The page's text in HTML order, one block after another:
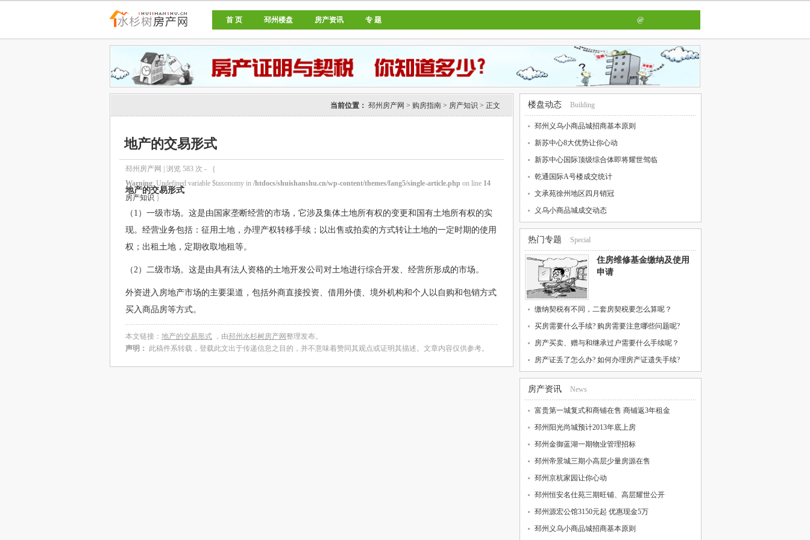
首 页 邳州楼盘 房产资讯 专 题 @
当前位置： 邳州房产网 > 购房指南 > 房产知识 > 正文
地产的交易形式
邳州房产网 | 浏览 583 次 - ｛
Warning: Undefined variable $taxonomy in /htdocs/shuishanshu.cn/wp-content/themes/fang5/single-article.php on line 14
房产知识 ｝
地产的交易形式
（1）一级市场。这是由国家垄断经营的市场，它涉及集体土地所有权的变更和国有土地所有权的实
现。经营业务包括：征用土地，办理产权转移手续；以出售或拍卖的方式转让土地的一定时期的使用
权；出租土地，定期收取地租等。
（2）二级市场。这是由具有法人资格的土地开发公司对土地进行综合开发、经营所形成的市场。
外资进入房地产市场的主要渠道，包括外商直接投资、借用外债、境外机构和个人以自购和包销方式
买入商品房等方式。
本文链接： 地产的交易形式 ，由邳州水杉树房产网整理发布。
声明：
此稿件系转载，登载此文出于传递信息之目的，并不意味着赞同其观点或证明其描述。文章内容仅供参考。
楼盘动态 Building
邳州义乌小商品城招商基本原则
新苏中心8大优势让你心动
新苏中心国际顶级综合体即将耀世驾临
乾通国际A号楼成交统计
文承苑徐州地区四月销冠
义乌小商品城成交动态
热门专题 Special
住房维修基金缴纳及使用
申请
缴纳契税有不同，二套房契税要怎么算呢？
买房需要什么手续? 购房需要注意哪些问题呢?
房产买卖、赠与和继承过户需要什么手续呢？
房产证丢了怎么办? 如何办理房产证遗失手续?
房产资讯 News
富贵第一城复式和商铺在售 商铺返3年租金
邳州阳光尚城预计2013年底上房
邳州金御蓝湖一期物业管理招标
邳州帝景城三期小高层少量房源在售
邳州京杭家园让你心动
邳州恒安名仕苑三期旺铺、高层耀世公开
邳州源宏公馆3150元起 优惠现金5万
邳州义乌小商品城招商基本原则